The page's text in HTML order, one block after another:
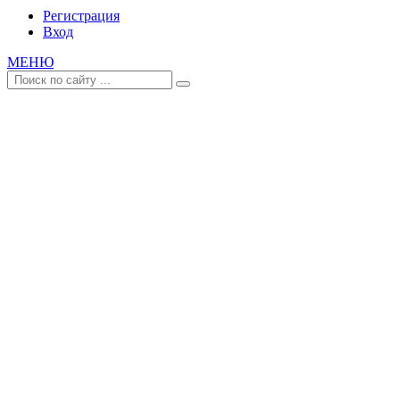
Регистрация
Вход
МЕНЮ